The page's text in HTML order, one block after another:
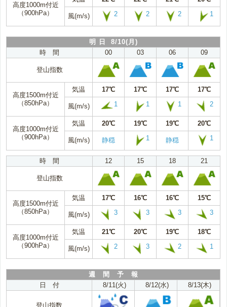
高度1000m付近
（900hPa）
風(m/s) 2 2 2 1
明 日 8/10(月)
時 間
00 03 06 09
登山指数
高度1500m付近
（850hPa）
気温 17℃ 17℃ 17℃ 17℃
風(m/s) 1 1 1 2
高度1000m付近
（900hPa）
気温 20℃ 19℃ 19℃ 20℃
風(m/s) 静穏 1 静穏 1
時 間 12 15 18 21
登山指数
高度1500m付近
（850hPa）
気温 17℃ 16℃ 16℃ 15℃
風(m/s) 3 3 3 3
高度1000m付近
（900hPa）
気温 21℃ 20℃ 19℃ 18℃
風(m/s) 2 3 2 1
週 間 予 報
日 付
8/11(火) 8/12(水) 8/13(木)
登山指数